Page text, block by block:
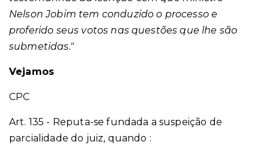
Nelson Jobim tem conduzido o processo e
proferido seus votos nas questões que lhe são
submetidas."
Vejamos
CPC
Art. 135 - Reputa-se fundada a suspeição de
parcialidade do juiz, quando :